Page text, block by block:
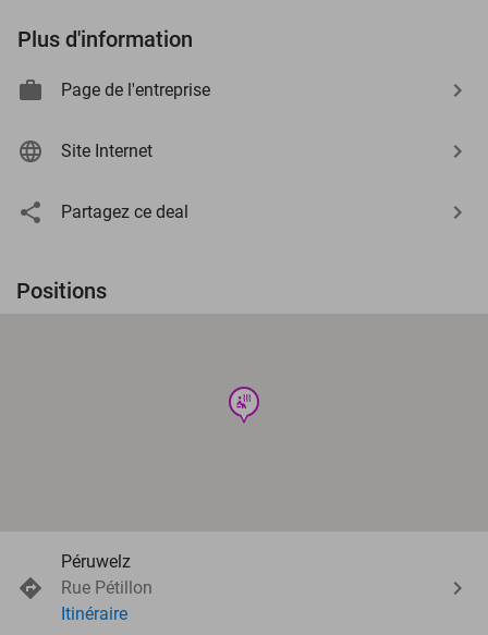
Plus d'information
Page de l'entreprise
Site Internet
Partagez ce deal
Positions
wellness
Péruwelz
Rue Pétillon
Itinéraire